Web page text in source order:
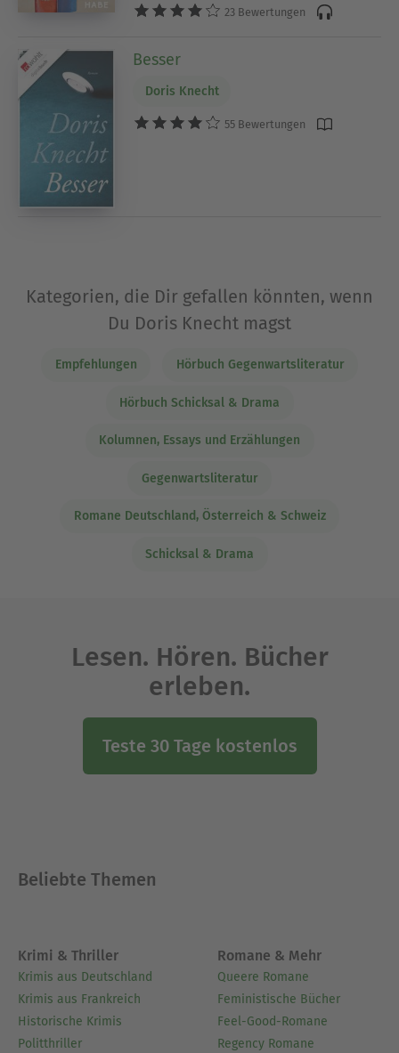
23 Bewertungen
Besser
Doris Knecht
55 Bewertungen
Kategorien, die Dir gefallen könnten, wenn
Du Doris Knecht magst
Empfehlungen Hörbuch Gegenwartsliteratur
Hörbuch Schicksal & Drama
Kolumnen, Essays und Erzählungen
Gegenwartsliteratur
Romane Deutschland, Österreich & Schweiz
Schicksal & Drama
Lesen. Hören. Bücher
erleben.
Teste 30 Tage kostenlos
Beliebte Themen
Krimi & Thriller
Krimis aus Deutschland
Krimis aus Frankreich
Historische Krimis
Politthriller
Romane & Mehr
Queere Romane
Feministische Bücher
Feel-Good-Romane
Regency Romane